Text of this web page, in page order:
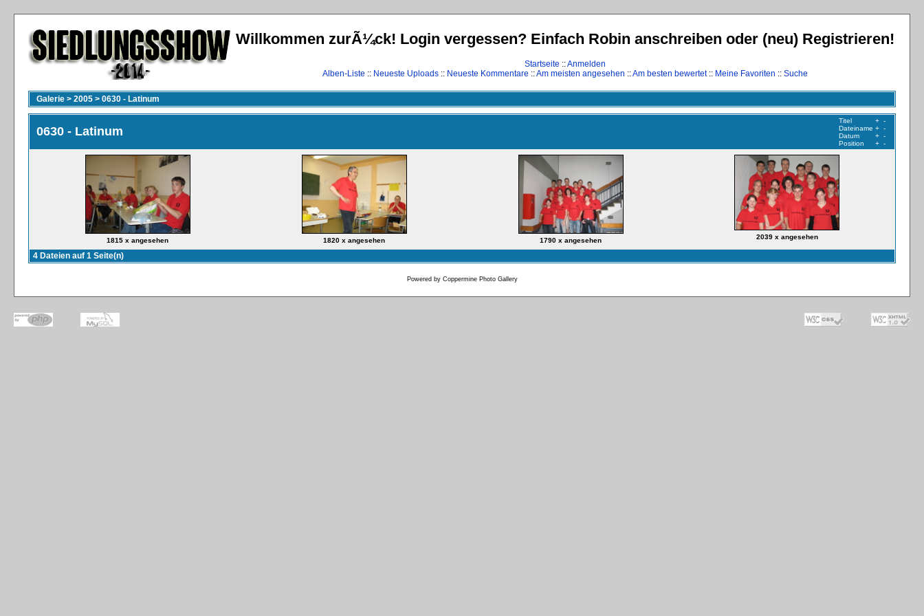
Willkommen zurÃ¼ck! Login vergessen? Einfach Robin anschreiben oder (neu) Registrieren!
Startseite ::Anmelden
Alben-Liste :: Neueste Uploads :: Neueste Kommentare ::Am meisten angesehen ::Am besten bewertet:: Meine Favoriten :: Suche
Galerie > 2005 > 0630 - Latinum
0630 - Latinum
Titel + -
Dateiname + -
Datum
+ -
Position
+ -
1815 x angesehen 1820 x angesehen 1790 x angesehen 2039 x angesehen
4 Dateien auf 1 Seite(n)
Powered by Coppermine Photo Gallery